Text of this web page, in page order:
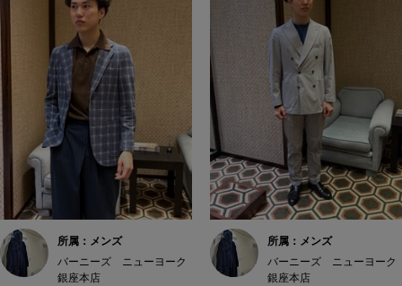
所属：メンズ
バーニーズ ニューヨーク
銀座本店
所属：メンズ
バーニーズ ニューヨーク
銀座本店